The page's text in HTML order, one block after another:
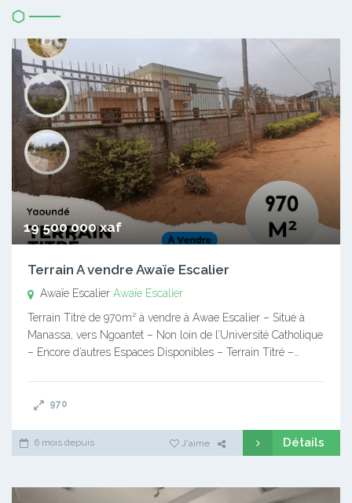
19 500 000 xaf
Terrain A vendre Awaïe Escalier
Awaïe Escalier Awaïe Escalier
Terrain Titré de 970m² à vendre à Awae Escalier – Situé à
Manassa, vers Ngoantet – Non loin de l’Université Catholique
– Encore d’autres Espaces Disponibles – Terrain Titré –…
970
6 mois depuis J'aime Détails